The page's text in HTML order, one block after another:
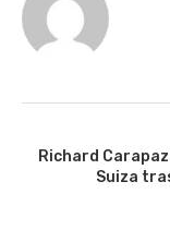
Richard
Suiza